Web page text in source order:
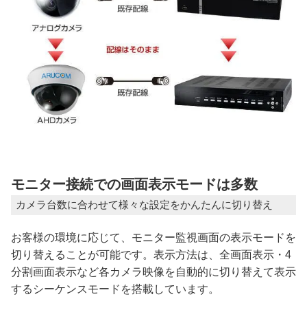
モニター接続での画面表示モードは多数
カメラ台数に合わせて様々な設定をかんたんに切り替え
お客様の環境に応じて、モニター監視画面の表示モードを
切り替えることが可能です。表示方法は、全画面表示・4
分割画面表示など各カメラ映像を自動的に切り替えて表示
するシーケンスモードを搭載しています。